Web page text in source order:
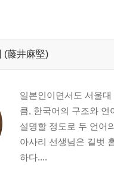
(藤井麻堅)
일본인이면서도 서울
큼, 한국어의 구조와
설명할 정도로 두 언어
아사리 선생님은 길벗
하다....